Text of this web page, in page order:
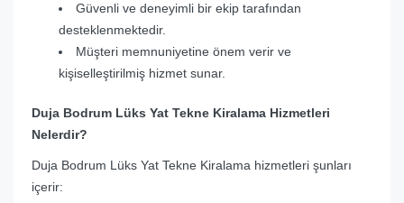
Güvenli ve deneyimli bir ekip tarafından
desteklenmektedir.
Müşteri memnuniyetine önem verir ve
kişiselleştirilmiş hizmet sunar.
Duja Bodrum Lüks Yat Tekne Kiralama Hizmetleri
Nelerdir?
Duja Bodrum Lüks Yat Tekne Kiralama hizmetleri şunları
içerir: